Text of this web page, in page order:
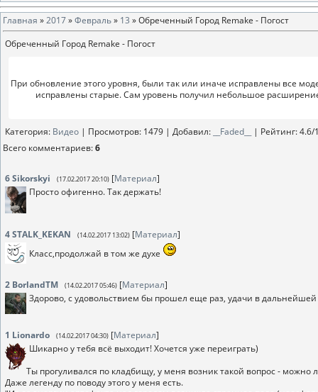
Главная »2017»Февраль» 13 » Обреченный Город Remake - Погост
Обреченный Город Remake - Погост
При обновление этого уровня, были так или иначе исправлены все
исправлены старые. Сам уровень получил небольшое
Категория: Видео | Просмотров: 1479 | Добавил: __Faded__ | Рейтинг:4.6/
Всего комментариев:6
6Sikorskyi (17.02.2017 20:10) [Материал]
Просто офигенно. Так держать!
4STALK_KEKAN (14.02.2017 13:02) [Материал]
Класс,продолжай в том же духе
2 BorlandTM (14.02.2017 05:46) [Материал]
Здорово, с удовольствием бы прошел еще раз, удачи в дальнейшей
1 Lionardo (14.02.2017 04:30) [Материал]
Шикарно у тебя всё выходит! Хочется уже переиграть)
Ты прогуливался по кладбищу, у меня возник такой вопрос - можно
Даже легенду по поводу этого у меня есть.